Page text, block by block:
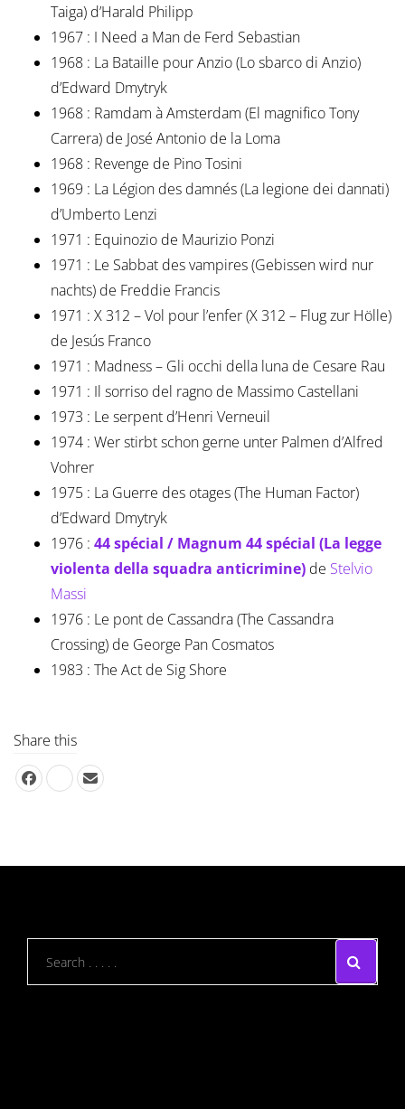
Taiga) d’Harald Philipp
1967 : I Need a Man de Ferd Sebastian
1968 : La Bataille pour Anzio (Lo sbarco di Anzio)
d’Edward Dmytryk
1968 : Ramdam à Amsterdam (El magnifico Tony
Carrera) de José Antonio de la Loma
1968 : Revenge de Pino Tosini
1969 : La Légion des damnés (La legione dei dannati)
d’Umberto Lenzi
1971 : Equinozio de Maurizio Ponzi
1971 : Le Sabbat des vampires (Gebissen wird nur
nachts) de Freddie Francis
1971 : X 312 – Vol pour l’enfer (X 312 – Flug zur Hölle)
de Jesús Franco
1971 : Madness – Gli occhi della luna de Cesare Rau
1971 : Il sorriso del ragno de Massimo Castellani
1973 : Le serpent d’Henri Verneuil
1974 : Wer stirbt schon gerne unter Palmen d’Alfred
Vohrer
1975 : La Guerre des otages (The Human Factor)
d’Edward Dmytryk
1976 : 44 spécial / Magnum 44 spécial (La legge
violenta della squadra anticrimine)de Stelvio
Massi
1976 : Le pont de Cassandra (The Cassandra
Crossing) de George Pan Cosmatos
1983 : The Act de Sig Shore
Share this